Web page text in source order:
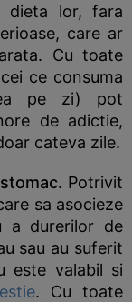
dieta lor, fara
care ar
Cu toate
ce consuma
pe zi) pot
de adictie,
cateva zile.
Potrivit
sa asocieze
a durerilor de
sau au suferit
este valabil si
. Cu toate